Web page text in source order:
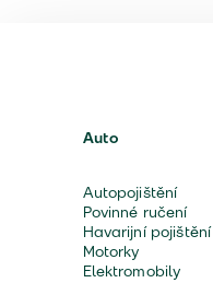
Auto
Autopojištění
Povinné ručení
Havarijní pojištění
Motorky
Elektromobily